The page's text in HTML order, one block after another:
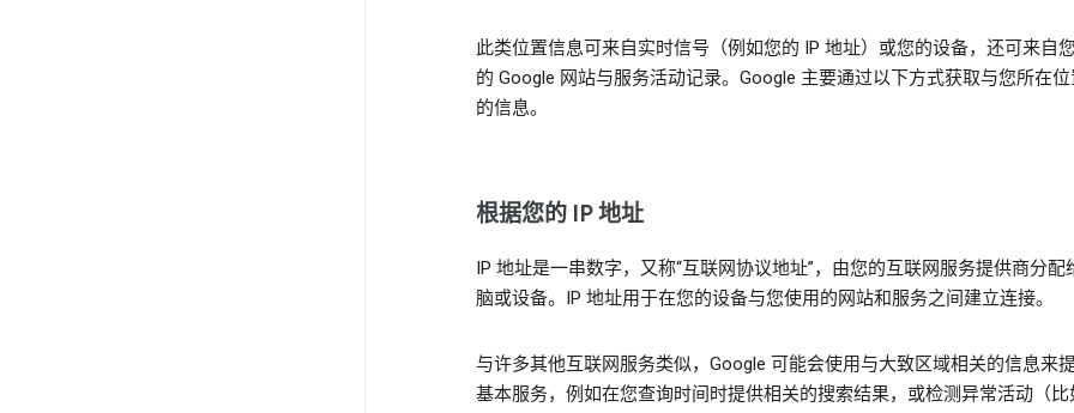
此类位置信息可来自实时信号（例如您的 IP 地址）或您的设备，还可来自
的 Google 网站与服务活动记录。Google 主要通过以下方式获取与您所在
的信息。
根据您的 IP 地址
IP 地址是一串数字，又称“互联网协议地址”，由您的互联网服务提供商分配
脑或设备。IP 地址用于在您的设备与您使用的网站和服务之间建立连接。
与许多其他互联网服务类似，Google 可能会使用与大致区域相关的信息来
基本服务，例如在您查询时间时提供相关的搜索结果，或检测异常活动（比